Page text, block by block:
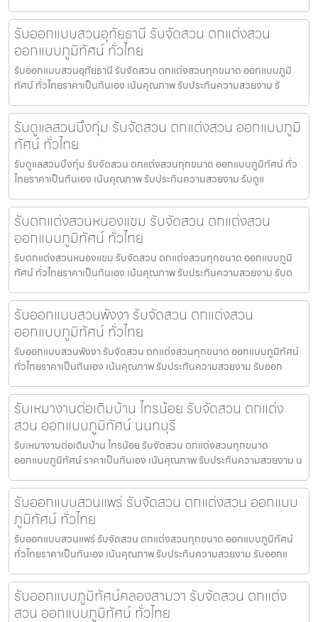
รับออกแบบสวนอุทัยธานี รับจัดสวน ตกแต่งสวน
ออกแบบภูมิทัศน์ ทั่วไทย
รับออกแบบสวนอุทัยธานี รับจัดสวน ตกแต่งสวนทุกขนาด ออกแบบภูมิ
ทัศน์ ทั่วไทยราคาเป็นกันเอง เน้นคุณภาพ รับประกันความสวยงาม รั
รับดูแลสวนบึงกุ่ม รับจัดสวน ตกแต่งสวน ออกแบบภูมิ
ทัศน์ ทั่วไทย
รับดูแลสวนบึงกุ่ม รับจัดสวน ตกแต่งสวนทุกขนาด ออกแบบภูมิทัศน์ ทั่ว
ไทยราคาเป็นกันเอง เน้นคุณภาพ รับประกันความสวยงาม รับดูแ
รับตกแต่งสวนหนองแขม รับจัดสวน ตกแต่งสวน
ออกแบบภูมิทัศน์ ทั่วไทย
รับตกแต่งสวนหนองแขม รับจัดสวน ตกแต่งสวนทุกขนาด ออกแบบภูมิ
ทัศน์ ทั่วไทยราคาเป็นกันเอง เน้นคุณภาพ รับประกันความสวยงาม รับต
รับออกแบบสวนพังงา รับจัดสวน ตกแต่งสวน
ออกแบบภูมิทัศน์ ทั่วไทย
รับออกแบบสวนพังงา รับจัดสวน ตกแต่งสวนทุกขนาด ออกแบบภูมิทัศน์
ทั่วไทยราคาเป็นกันเอง เน้นคุณภาพ รับประกันความสวยงาม รับออก
รับเหมางานต่อเติมบ้าน ไทรน้อย รับจัดสวน ตกแต่ง
สวน ออกแบบภูมิทัศน์ นนทบุรี
รับเหมางานต่อเติมบ้าน ไทรน้อย รับจัดสวน ตกแต่งสวนทุกขนาด
ออกแบบภูมิทัศน์ ราคาเป็นกันเอง เน้นคุณภาพ รับประกันความสวยงาม น
รับออกแบบสวนแพร่ รับจัดสวน ตกแต่งสวน ออกแบบ
ภูมิทัศน์ ทั่วไทย
รับออกแบบสวนแพร่ รับจัดสวน ตกแต่งสวนทุกขนาด ออกแบบภูมิทัศน์
ทั่วไทยราคาเป็นกันเอง เน้นคุณภาพ รับประกันความสวยงาม รับออกแ
รับออกแบบภูมิทัศน์คลองสามวา รับจัดสวน ตกแต่ง
สวน ออกแบบภูมิทัศน์ ทั่วไทย